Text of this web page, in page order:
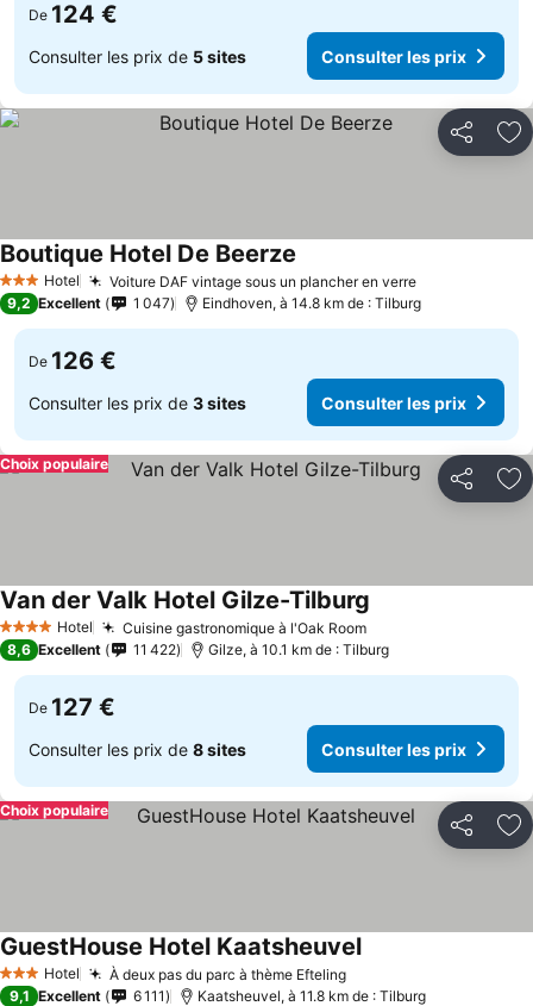
De 124 €
Consulter les prix de 5 sites Consulter les prix
Partager
3 ÉtoilesHotel Voiture DAF vintage sous un plancher en verre
Boutique Hotel De Beerze
9,2 Excellent 1 047 Eindhoven, à 14.8 km de : Tilburg
De 126 €
Consulter les prix de 3 sites Consulter les prix
Partager
Choix populaire
4 Étoiles Hotel Cuisine gastronomique à l'Oak Room
Van der Valk Hotel Gilze-Tilburg
8,6 Excellent 11 422 Gilze, à 10.1 km de : Tilburg
De 127 €
Consulter les prix de 8 sites Consulter les prix
Partager
Choix populaire
3 ÉtoilesHotel À deux pas du parc à thème Efteling
GuestHouse Hotel Kaatsheuvel
9,1 Excellent 6 111 Kaatsheuvel, à 11.8 km de : Tilburg